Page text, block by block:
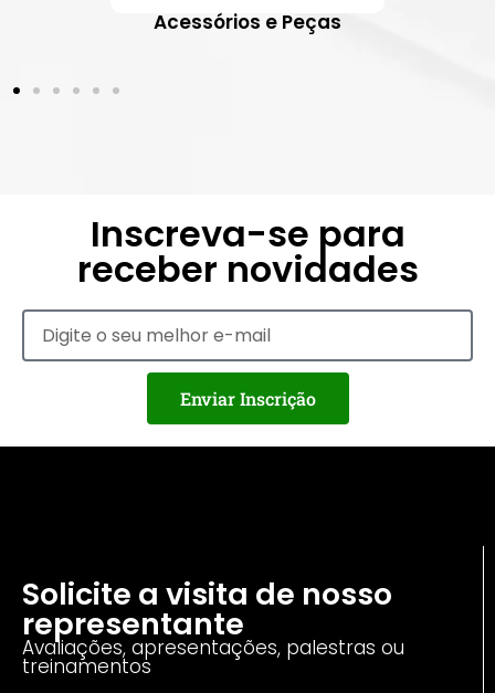
Acessórios e Peças
Inscreva-se para
receber novidades
Enviar Inscrição
Solicite a visita de nosso
representante
Avaliações, apresentações, palestras ou
treinamentos